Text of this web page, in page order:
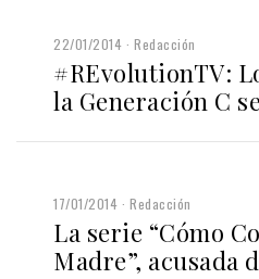
22/01/2014 Redacción
#REvolutionTV:
la Generación C
17/01/2014 Redacción
La serie “Cómo
Madre”, acusada